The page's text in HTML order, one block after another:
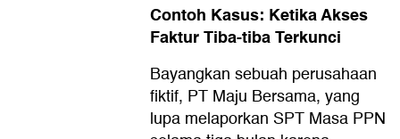
Contoh Kasus: Ketika Akses
Faktur Tiba-tiba Terkunci
Bayangkan sebuah perusahaan
fiktif, PT Maju Bersama, yang
lupa melaporkan SPT Masa PPN